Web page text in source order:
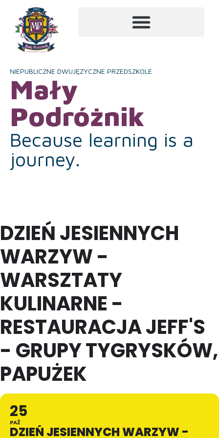
NIEPUBLICZNE DWUJĘZYCZNE PRZEDSZKOLE
Mały
Podróżnik
Because learning is a
journey.
DZIEŃ JESIENNYCH
WARZYW -
WARSZTATY
KULINARNE -
RESTAURACJA JEFF'S
- GRUPY TYGRYSKÓW,
PAPUŻEK
25
PAŹ
DZIEŃ JESIENNYCH WARZYW -